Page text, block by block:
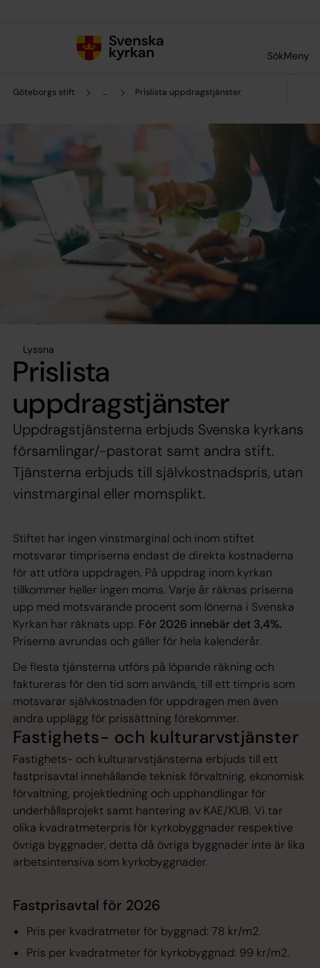
SökMeny
Göteborgs stift ... Prislista uppdragstjänster
Lyssna
Prislista
uppdragstjänster
Uppdragstjänsterna erbjuds Svenska kyrkans
församlingar/-pastorat samt andra stift.
Tjänsterna erbjuds till självkostnadspris, utan
vinstmarginal eller momsplikt.
Stiftet har ingen vinstmarginal och inom stiftet
motsvarar timpriserna endast de direkta kostnaderna
för att utföra uppdragen. På uppdrag inom kyrkan
tillkommer heller ingen moms. Varje år räknas priserna
upp med motsvarande procent som lönerna i Svenska
Kyrkan har räknats upp. För 2026 innebär det 3,4%.
Priserna avrundas och gäller för hela kalenderår.
De flesta tjänsterna utförs på löpande räkning och
faktureras för den tid som används, till ett timpris som
motsvarar självkostnaden för uppdragen men även
andra upplägg för prissättning förekommer.
Fastighets- och kulturarvstjänster
Fastighets- och kulturarvstjänsterna erbjuds till ett
fastprisavtal innehållande teknisk förvaltning, ekonomisk
förvaltning, projektledning och upphandlingar för
underhållsprojekt samt hantering av KAE/KUB. Vi tar
olika kvadratmeterpris för kyrkobyggnader respektive
övriga byggnader, detta då övriga byggnader inte är lika
arbetsintensiva som kyrkobyggnader.
Fastprisavtal för 2026
Pris per kvadratmeter för byggnad: 78 kr/m2.
Pris per kvadratmeter för kyrkobyggnad: 99 kr/m2.